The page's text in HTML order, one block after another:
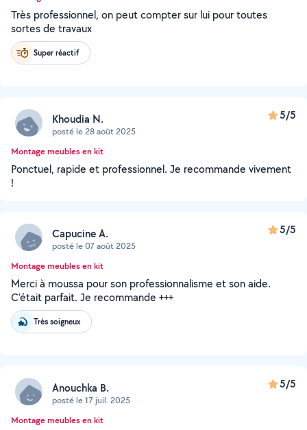
Très professionnel, on peut compter sur lui pour toutes
sortes de travaux
Super réactif
Khoudia N.
posté le 28 août 2025
5/5
Montage meubles en kit
Ponctuel, rapide et professionnel. Je recommande vivement
!
Capucine A.
posté le 07 août 2025
5/5
Montage meubles en kit
Merci à moussa pour son professionnalisme et son aide.
C’était parfait. Je recommande +++
Très soigneux
Anouchka B.
posté le 17 juil. 2025
5/5
Montage meubles en kit